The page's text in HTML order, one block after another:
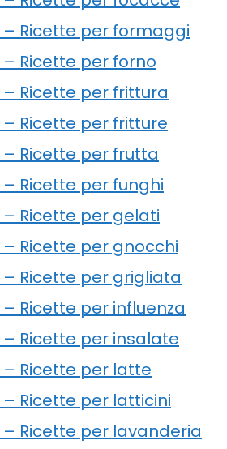
Ricette per formaggi
Ricette per forno
Ricette per frittura
Ricette per fritture
Ricette per frutta
Ricette per funghi
Ricette per gelati
Ricette per gnocchi
Ricette per grigliata
Ricette per influenza
Ricette per insalate
Ricette per latte
Ricette per latticini
Ricette per lavanderia